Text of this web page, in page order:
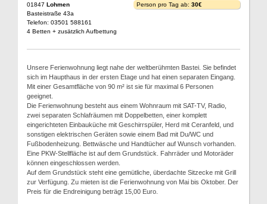
01847 Lohmen
Basteistraße 43a
Telefon: 03501 588161
4 Betten + zusätzlich Aufbettung
Person pro Tag ab: 30€
Unsere Ferienwohnung liegt nahe der weltberühmten Bastei. Sie befindet
sich im Haupthaus in der ersten Etage und hat einen separaten Eingang.
Mit einer Gesamtfläche von 90 m² ist sie für maximal 6 Personen
geeignet.
Die Ferienwohnung besteht aus einem Wohnraum mit SAT-TV, Radio,
zwei separaten Schlafräumen mit Doppelbetten, einer komplett
eingerichteten Einbauküche mit Geschirrspüler, Herd mit Ceranfeld, und
sonstigen elektrischen Geräten sowie einem Bad mit Du/WC und
Fußbodenheizung. Bettwäsche und Handtücher auf Wunsch vorhanden.
Eine PKW-Stellfläche ist auf dem Grundstück. Fahrräder und Motoräder
können eingeschlossen werden.
Auf dem Grundstück steht eine gemütliche, überdachte Sitzecke mit Grill
zur Verfügung. Zu mieten ist die Ferienwohnung von Mai bis Oktober. Der
Preis für die Endreinigung beträgt 15,00 Euro.